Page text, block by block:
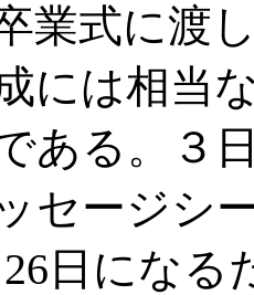
業式に渡
には相当
ある。３
セージシ
日になる